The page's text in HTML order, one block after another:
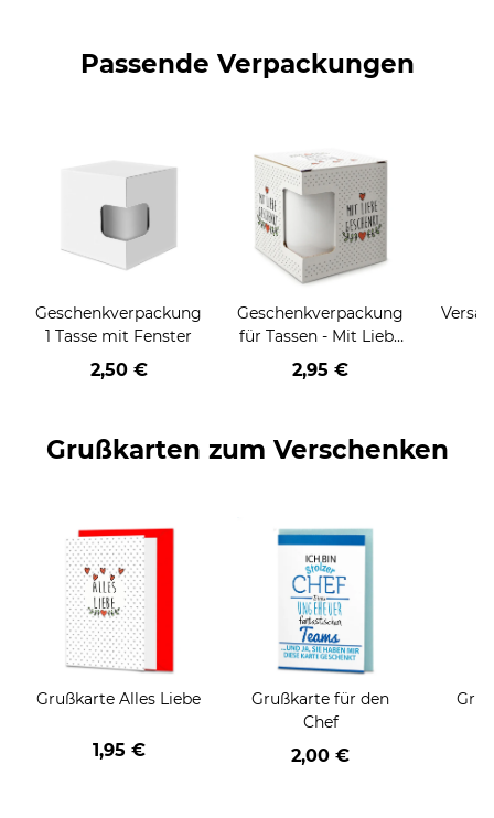
Passende Verpackungen
Geschenkverpackung
1 Tasse mit Fenster
2,50 €
Geschenkverpackung
für Tassen - Mit Liebe
geschenkt
2,95 €
Grußkarten zum Verschenken
Grußkarte Alles Liebe
1,95 €
Grußkarte für den
Chef
2,00 €